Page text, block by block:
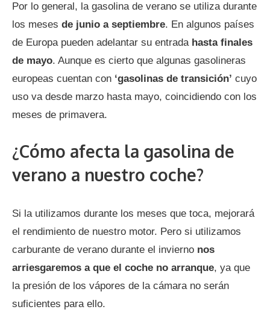
Por lo general, la gasolina de verano se utiliza durante
los meses de junio a septiembre. En algunos países
de Europa pueden adelantar su entrada hasta finales
de mayo. Aunque es cierto que algunas gasolineras
europeas cuentan con ‘gasolinas de transición’ cuyo
uso va desde marzo hasta mayo, coincidiendo con los
meses de primavera.
¿Cómo afecta la gasolina de
verano a nuestro coche?
Si la utilizamos durante los meses que toca, mejorará
el rendimiento de nuestro motor. Pero si utilizamos
carburante de verano durante el invierno nos
arriesgaremos a que el coche no arranque, ya que
la presión de los vápores de la cámara no serán
suficientes para ello.